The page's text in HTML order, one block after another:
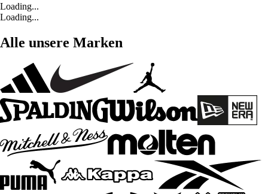
Loading...
Loading...
Alle unsere Marken